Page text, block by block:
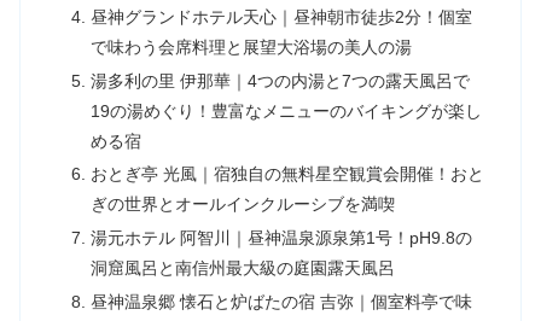
昼神グランドホテル天心｜昼神朝市徒歩2分！個室
で味わう会席料理と展望大浴場の美人の湯
湯多利の里 伊那華｜4つの内湯と7つの露天風呂で
19の湯めぐり！豊富なメニューのバイキングが楽し
める宿
おとぎ亭 光風｜宿独自の無料星空観賞会開催！おと
ぎの世界とオールインクルーシブを満喫
湯元ホテル 阿智川｜昼神温泉源泉第1号！pH9.8の
洞窟風呂と南信州最大級の庭園露天風呂
昼神温泉郷 懐石と炉ばたの宿 吉弥｜個室料亭で味